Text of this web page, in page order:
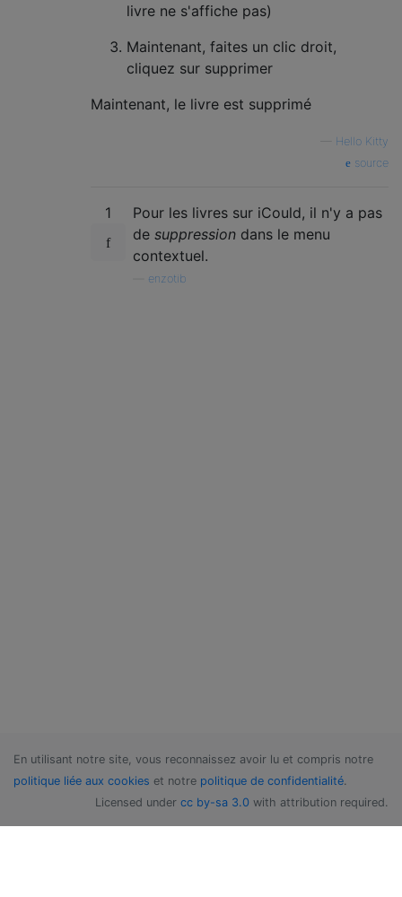
livre ne s'affiche pas)
Maintenant, faites un clic droit,
cliquez sur supprimer
Maintenant, le livre est supprimé
Hello Kitty
source
1
Pour les livres sur iCould, il n'y a pas
de suppression dans le menu
contextuel.
enzotib
En utilisant notre site, vous reconnaissez avoir lu et compris notre
politique liée aux cookies et notre politique de confidentialité.
Licensed under cc by-sa 3.0 with attribution required.